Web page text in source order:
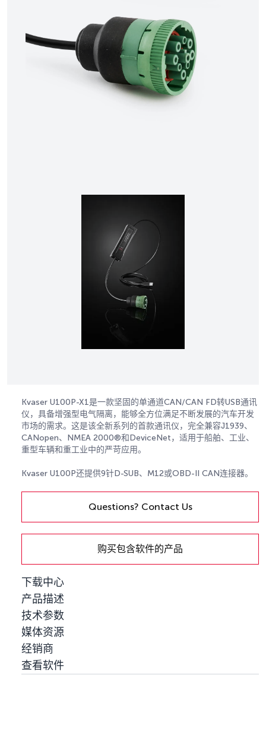
Kvaser U100P-X1是一款坚固的单通道CAN/CAN FD转USB通讯
仪，具备增强型电气隔离，能够全方位满足不断发展的汽车开发
市场的需求。这是该全新系列的首款通讯仪，完全兼容J1939、
CANopen、NMEA 2000®和DeviceNet，适用于船舶、工业、
重型车辆和重工业中的严苛应用。
Kvaser U100P还提供9针D-SUB、M12或OBD-II CAN连接器。
Questions? Contact Us
购买包含软件的产品
下载中心
产品描述
技术参数
媒体资源
经销商
查看软件